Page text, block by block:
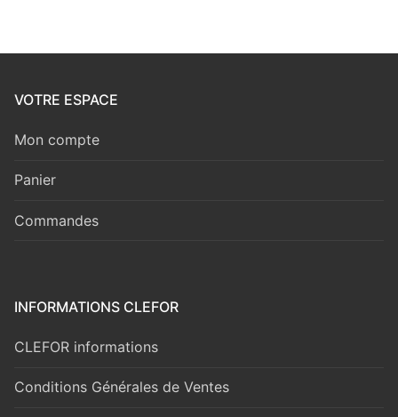
VOTRE ESPACE
Mon compte
Panier
Commandes
INFORMATIONS CLEFOR
CLEFOR informations
Conditions Générales de Ventes